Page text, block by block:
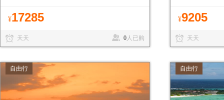
¥17285
天天 0人已购
¥9205
天天
自由行 自由行